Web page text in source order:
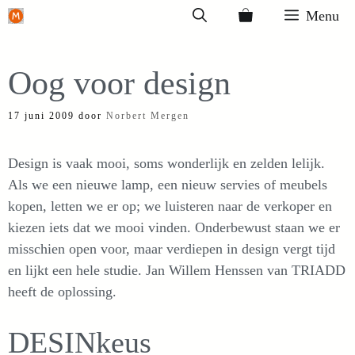
Ga
inhoud
Menu
Oog voor design
17 juni 2009 door Norbert Mergen
Design is vaak mooi, soms wonderlijk en zelden lelijk.
Als we een nieuwe lamp, een nieuw servies of meubels
kopen, letten we er op; we luisteren naar de verkoper en
kiezen iets dat we mooi vinden. Onderbewust staan we er
misschien open voor, maar verdiepen in design vergt tijd
en lijkt een hele studie. Jan Willem Henssen van TRIADD
heeft de oplossing.
DESINkeus